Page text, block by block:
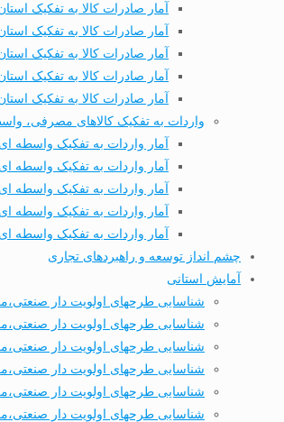
آمار صادرات کالا به تفکیک
آمار صادرات کالا به تفکیک استان
آمار صادرات کالا به تفکیک استان
آمار صادرات کالا به تفکیک استان طی 7 ماهه
آمار صادرات کالا به تفکیک استان طی 8 ماهه
واردات به تفکیک کالاهای مصرفی،
آمار واردات به تفکیک واسطه
آمار واردات به تفکیک واسطه
آمار واردات به تفکیک واسطه
آمار واردات به تفکیک واسطه
آمار واردات به تفکیک واسطه
چشم انداز توسعه و راهبردهای تجاری
آمایش استانی
شناسایی طرحهای اولویت دار
شناسایی طرحهای اولویت دار
شناسایی طرحهای اولویت دار
شناسایی طرحهای اولویت دار
شناسایی طرحهای اولویت دار
شناسایی طرحهای اولویت دار